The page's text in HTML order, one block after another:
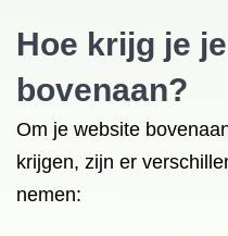
Hoe krijg je
bovenaan?
Om je website
krijgen, zijn er
nemen: